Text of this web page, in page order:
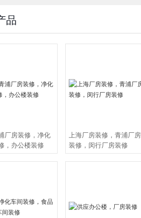
工细致的各专项设计师，工程监理人员，客
无须办公室装修和厂房装修经验，只需拨打
不必定标准，但只需联系昊鼎装饰客服，公
免费绘制效果图与施工图。六、快捷售后：
效果图，会客室，会议室，茶水间，财务室
空间效果图设计包括：厂房装修、办公楼，
室，资料室，大会议厅，政务、银行、资金
音乐厅，影剧院，体育馆，办公家具效果图
品
厂房装修，净化
，办公楼装修
上海厂房装修，青浦厂房
装修，闵行厂房装修